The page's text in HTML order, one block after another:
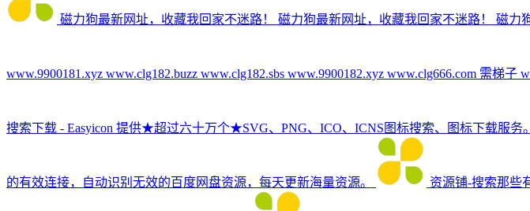
磁力狗最新网址，收藏我回家不迷路！ 磁力狗最新网址，收藏我回家不迷路！ 磁力
www.9900181.xyz www.clg182.buzz www.clg182.sbs www.9900182.xyz www.clg666.com 需梯
搜索下载 - Easyicon 提供★超过六十万个★SVG、PNG、ICO、ICNS图标搜索、图标下载服务。
的有效连接，自动识别无效的百度网盘资源，每天更新海量资源。 资源铺-搜索那些